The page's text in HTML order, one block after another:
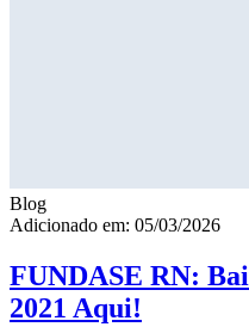
Blog
Adicionado em: 05/03/2026
FUNDASE RN:
2021 Aqui!